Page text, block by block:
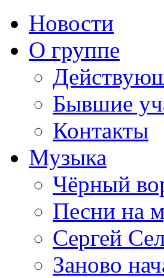
Новости
О группе
Бывшие
Контакты
Музыка
Чёрный
Песни на
Сергей
Заново